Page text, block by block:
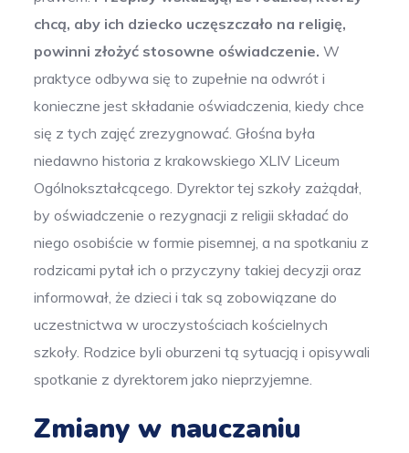
chcą, aby ich dziecko uczęszczało na religię,
powinni złożyć stosowne oświadczenie. W
praktyce odbywa się to zupełnie na odwrót i
konieczne jest składanie oświadczenia, kiedy chce
się z tych zajęć zrezygnować. Głośna była
niedawno historia z krakowskiego XLIV Liceum
Ogólnokształcącego. Dyrektor tej szkoły zażądał,
by oświadczenie o rezygnacji z religii składać do
niego osobiście w formie pisemnej, a na spotkaniu z
rodzicami pytał ich o przyczyny takiej decyzji oraz
informował, że dzieci i tak są zobowiązane do
uczestnictwa w uroczystościach kościelnych
szkoły. Rodzice byli oburzeni tą sytuacją i opisywali
spotkanie z dyrektorem jako nieprzyjemne.
Zmiany w nauczaniu